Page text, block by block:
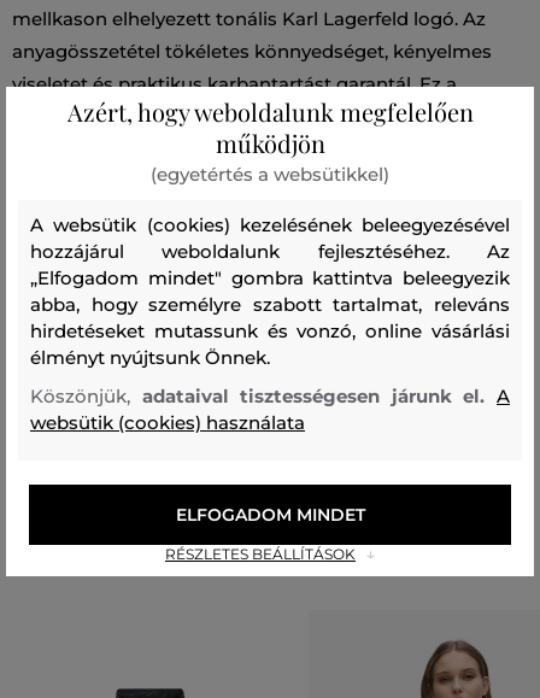
mellkason elhelyezett tonális Karl Lagerfeld logó. Az
anyagösszetétel tökéletes könnyedséget, kényelmes
viseletet és praktikus karbantartást garantál. Ez a
maximálisan kényelmes és remekül kombinálható
darab stílusosan feldobja sportos-elegáns öltözékedet.
Szabás/Típus REGULAR Szezon: BAS
Termék kódja
B1W15042-BAS-KW-999
Összetétel
felső anyag
POLIÉSZTER
Ajánlott termékek
Azért, hogy weboldalunk megfelelően
működjön
(egyetértés a websütikkel)
A websütik (cookies) kezelésének beleegyezésével
hozzájárul weboldalunk fejlesztéséhez. Az
„Elfogadom mindet" gombra kattintva beleegyezik
abba, hogy személyre szabott tartalmat, releváns
hirdetéseket mutassunk és vonzó, online vásárlási
élményt nyújtsunk Önnek.
Köszönjük, adataival tisztességesen járunk el.A
websütik (cookies) használata
RÉSZLETES BEÁLLÍTÁSOK
ELFOGADOM MINDET